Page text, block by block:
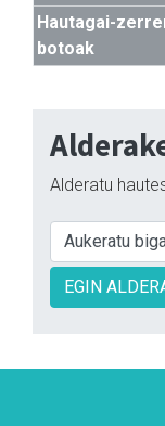
Hautagai-
botoak
Alderatu
EGIN